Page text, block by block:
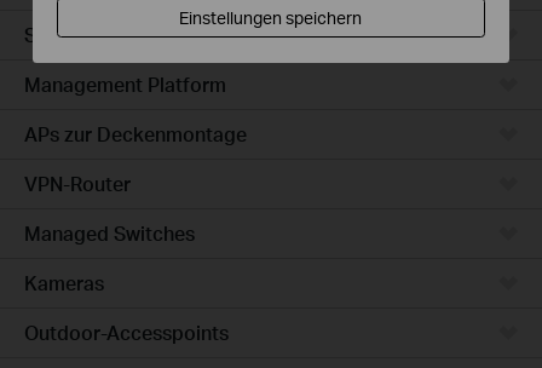
Software
Management Platform
APs zur Deckenmontage
VPN-Router
Managed Switches
Kameras
Outdoor-Accesspoints
Einstellungen speichern